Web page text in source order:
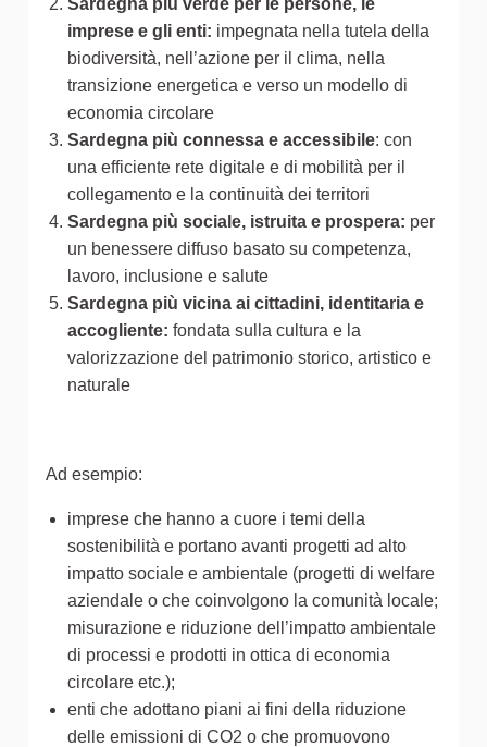
imprese e gli enti: impegnata nella tutela della
biodiversità, nell’azione per il clima, nella
transizione energetica e verso un modello di
economia circolare
Sardegna più connessa e accessibile: con
una efficiente rete digitale e di mobilità per il
collegamento e la continuità dei territori
Sardegna più sociale, istruita e prospera: per
un benessere diffuso basato su competenza,
lavoro, inclusione e salute
Sardegna più vicina ai cittadini, identitaria e
accogliente: fondata sulla cultura e la
valorizzazione del patrimonio storico, artistico e
naturale
Ad esempio:
imprese che hanno a cuore i temi della
sostenibilità e portano avanti progetti ad alto
impatto sociale e ambientale (progetti di welfare
aziendale o che coinvolgono la comunità locale;
misurazione e riduzione dell’impatto ambientale
di processi e prodotti in ottica di economia
circolare etc.);
enti che adottano piani ai fini della riduzione
delle emissioni di CO2 o che promuovono